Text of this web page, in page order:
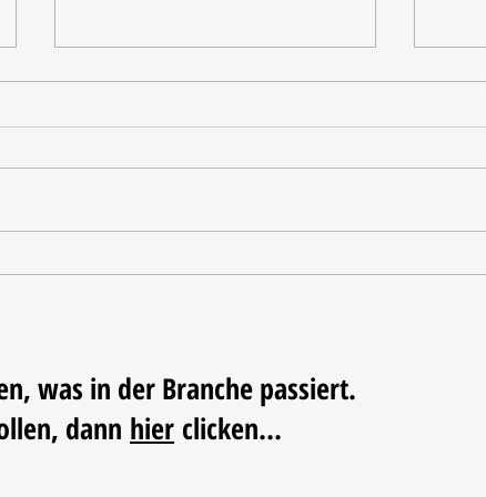
Tischdekoration mit Mehrwert:
was in der Branche passiert.
dann hier clicken...